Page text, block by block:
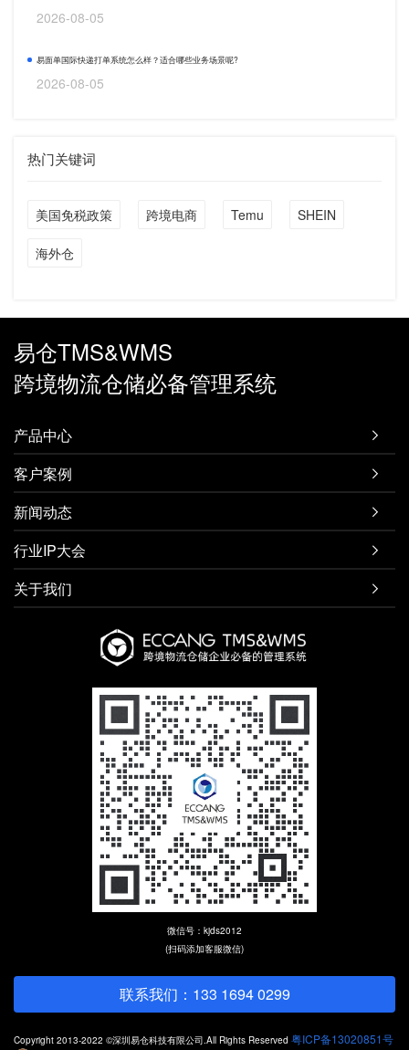
2026-08-05
易面单国际快递打单系统怎么样？适合哪些业务场景呢?
2026-08-05
热门关键词
美国免税政策 跨境电商 Temu SHEIN
海外仓
易仓TMS&WMS
跨境物流仓储必备管理系统
产品中心 
客户案例 
新闻动态 
行业IP大会 
关于我们 
微信号：kjds2012
(扫码添加客服微信)
联系我们：133 1694 0299
Copyright 2013-2022 ©深圳易仓科技有限公司.All Rights Reserved 粤ICP备13020851号